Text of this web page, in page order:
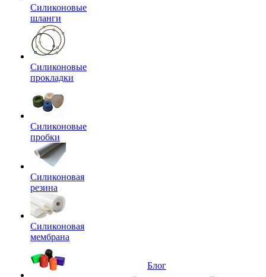
Силиконовые
шланги
Силиконовые
прокладки
Силиконовые
пробки
Силиконовая
резина
Силиконовая
мембрана
Блог